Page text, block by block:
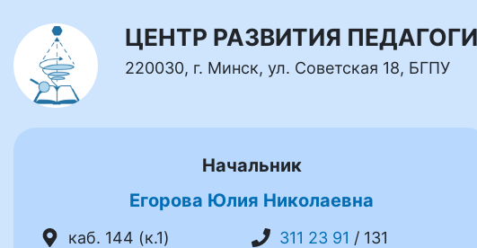
ЦЕНТР РАЗВИТИЯ
220030, г. Минск, ул. Советская 18, БГПУ
Начальник
Егорова Юлия Николаевна
каб. 144 (к.1) 311 23 91 / 131